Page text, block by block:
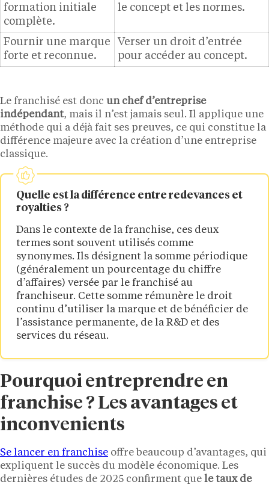
formation initiale
complète.
le concept et les normes.
Fournir une marque
forte et reconnue.
Verser un droit d’entrée
pour accéder au concept.
Le franchisé est donc un chef d’entreprise
indépendant, mais il n’est jamais seul. Il applique une
méthode qui a déjà fait ses preuves, ce qui constitue la
différence majeure avec la création d’une entreprise
classique.
Quelle est la différence entre redevances et
royalties ?
Dans le contexte de la franchise, ces deux
termes sont souvent utilisés comme
synonymes. Ils désignent la somme périodique
(généralement un pourcentage du chiffre
d’affaires) versée par le franchisé au
franchiseur. Cette somme rémunère le droit
continu d’utiliser la marque et de bénéficier de
l’assistance permanente, de la R&D et des
services du réseau.
Pourquoi entreprendre en
franchise ? Les avantages et
inconvenients
Se lancer en franchise offre beaucoup d’avantages, qui
expliquent le succès du modèle économique. Les
dernières études de 2025 confirment que le taux de